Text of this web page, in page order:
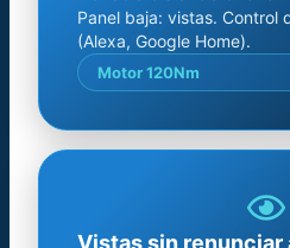
Panel baja: vistas. Control
(Alexa, Google Home).
Motor 120Nm
Vistas sin renunciar